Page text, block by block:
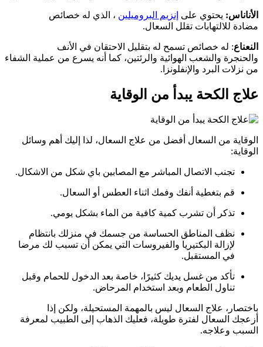
الأناناس: يحتوي على إنزيم البروميلين ، الذي له خصائص
مضادة للالتهابات تقلل السعال.
النعناع: له خصائص تسمح له بتقليل الاحتقان في الأنف
والحنجرة والشعب الهوائية والرئتين، كما أنه يسرع من عملية الشفاء
من نزلات البرد والإنفلونزا.
علاج الكحة يبدأ من الوقاية
الوقاية من السعال أفضل من علاج السعال، لذا إليك أهم وسائل
الوقاية:
تجنب الاتصال المباشر مع المصابين باي شكل من الاشكال.
قم بتغطية أنفك وفمك اثناء العطس أو السعال.
تذكر أن تشرب كمية كافية من الماء بشكل يومي.
نظف المناطق الحساسة من جسمك في منزلك بانتظام
لإزالة البكتيريا والفيروسات التي يمكن أن تسبب لك مرضا
في المستقبل.
تأكد من غسل يديك كثيرًا، خاصة بعد الدخول للحمام وقبل
تناول الطعام وبعد استخدام المرحاض.
باختصار، علاج السعال ليس بالمهمة المستحيلة، ولكن إذا
أزعجك السعال لفترة طويلة، فعليك الذهاب إلى الطبيب لمعرفة
السبب وعلاجه.